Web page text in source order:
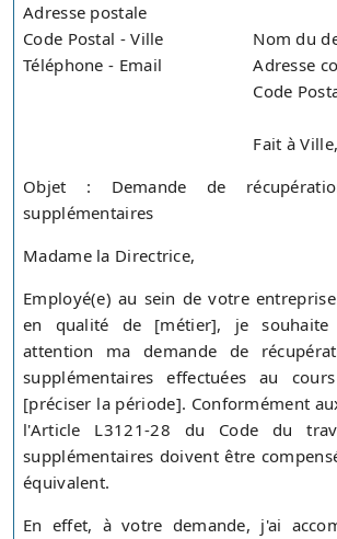
Adresse postale
Code Postal - Ville
Téléphone - Email
Nom du
Adresse
Code
Fait à
Objet : Demande de
supplémentaires
Madame la Directrice,
Employé(e) au sein de votre
en qualité de [métier], je
attention ma demande de
supplémentaires effectuées au
[préciser la période]. Conformément
l'Article L3121-28 du Code du
supplémentaires doivent être
équivalent.
En effet, à votre demande, j'ai